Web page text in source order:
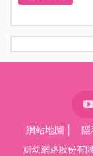
網站地圖
婦幼網路股份有